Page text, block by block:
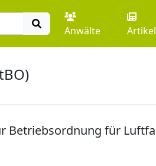
Anwälte Artikel
Betriebsordnung für